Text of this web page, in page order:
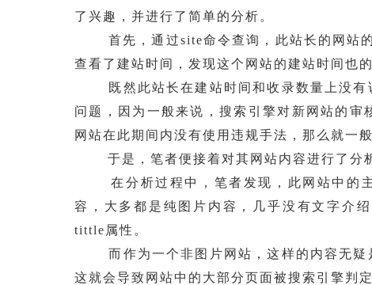
了兴趣，并进行了简单的分析。
首先，通过site命令查询，此站长的网站的
查看了建站时间，发现这个网站的建站时间也
既然此站长在建站时间和收录数量上没有
问题，因为一般来说，搜索引擎对新网站的
网站在此期间内没有使用违规手法，那么就一
于是，笔者便接着对其网站内容进行了分
在分析过程中，笔者发现，此网站中的主
容，大多都是纯图片内容，几乎没有文字介
tittle属性。
而作为一个非图片网站，这样的内容无疑
这就会导致网站中的大部分页面被搜索引擎判